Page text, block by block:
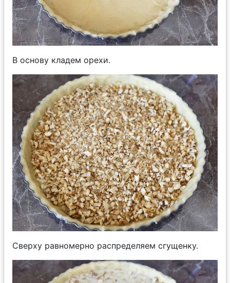
В основу кладем орехи.
Сверху равномерно распределяем сгущенку.